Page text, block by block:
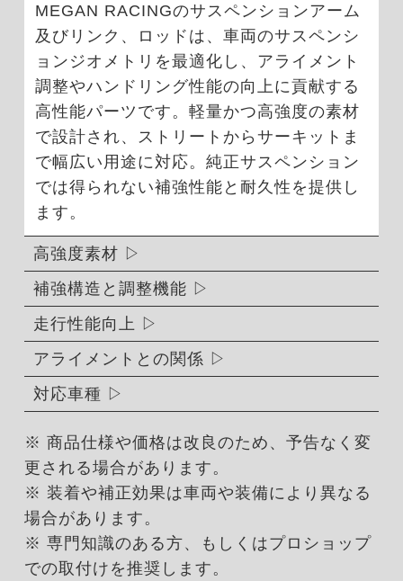
MEGAN RACINGのサスペンションアーム
及びリンク、ロッドは、車両のサスペンシ
ョンジオメトリを最適化し、アライメント
調整やハンドリング性能の向上に貢献する
高性能パーツです。軽量かつ高強度の素材
で設計され、ストリートからサーキットま
で幅広い用途に対応。純正サスペンション
では得られない補強性能と耐久性を提供し
ます。
高強度素材
補強構造と調整機能
走行性能向上
アライメントとの関係
対応車種
※ 商品仕様や価格は改良のため、予告なく変
更される場合があります。
※ 装着や補正効果は車両や装備により異なる
場合があります。
※ 専門知識のある方、もしくはプロショップ
での取付けを推奨します。